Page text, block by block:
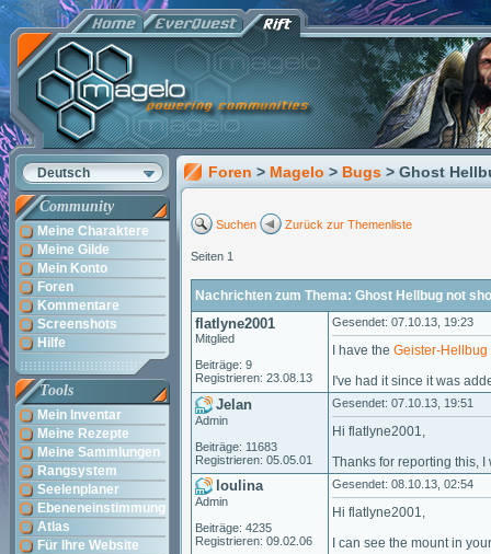
Deutsch
Community
Meine Charaktere
Meine Gilde
Mein Konto
Foren
Kommentare
Screenshots
Hilfe
Tools
Mein Inventar
Meine Rezepte
Meine Sammlungen
Rangsystem
Seelenplaner
Ebeneneinstimmung
Atlas
Für Ihre Website
Foren > Magelo > Bugs > Ghost
Suchen Zurück zur Themenliste
Seiten 1
Nachrichten zum Thema: Ghost Hellbug not
flatlyne2001
Mitglied
Beiträge: 9
Registrieren: 23.08.13
Gesendet: 07.10.13, 19:23
I have the Geister-Hellbug
I've had it since it was
Jelan
Admin
Beiträge: 11683
Registrieren: 05.05.01
Gesendet: 07.10.13, 19:51
Hi flatlyne2001,
Thanks for reporting this,
loulina
Admin
Beiträge: 4235
Registrieren: 09.02.06
Gesendet: 08.10.13, 02:54
Hi flatlyne2001,
I can see the mount in